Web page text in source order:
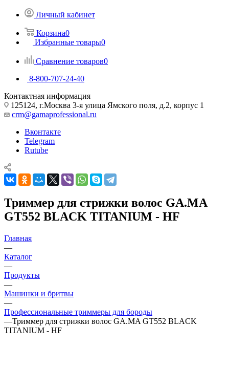
Личный кабинет
Корзина0
Избранные товары0
Сравнение товаров0
8-800-707-24-40
Контактная информация
125124, г.Москва 3-я улица Ямского поля, д.2, корпус 1
crm@gamaprofessional.ru
Вконтакте
Telegram
Rutube
Триммер для стрижки волос GA.MA
GT552 BLACK TITANIUM - HF
Главная
—
Каталог
—
Продукты
—
Машинки и бритвы
—
Профессиональные триммеры для бороды
—Триммер для стрижки волос GA.MA GT552 BLACK
TITANIUM - HF